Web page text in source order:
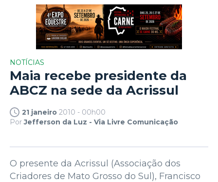
NOTÍCIAS
Maia recebe presidente da
ABCZ na sede da Acrissul
21 janeiro 2010 - 00h00
PorJefferson da Luz - Via Livre Comunicação
O presente da Acrissul (Associação dos
Criadores de Mato Grosso do Sul), Francisco